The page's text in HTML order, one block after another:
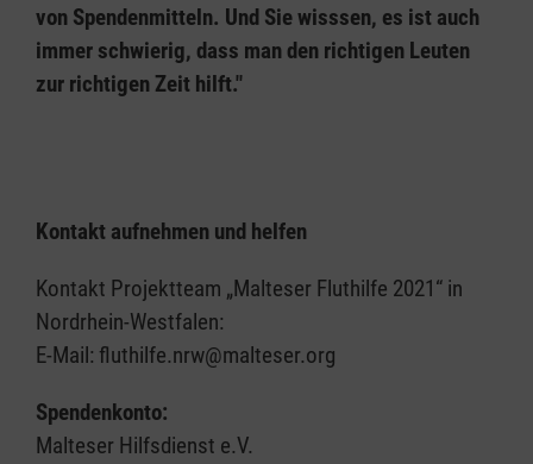
von Spendenmitteln. Und Sie wisssen, es ist auch
immer schwierig, dass man den richtigen Leuten
zur richtigen Zeit hilft."
Kontakt aufnehmen und helfen
Kontakt Projektteam „Malteser Fluthilfe 2021“ in
Nordrhein-Westfalen:
E-Mail: fluthilfe.nrw@malteser.org
Spendenkonto:
Malteser Hilfsdienst e.V.